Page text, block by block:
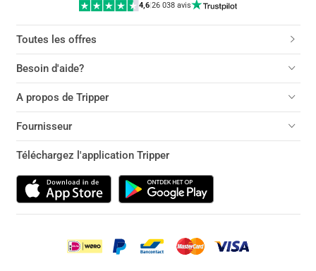
4,6 |26 038 avis
Toutes les offres
Besoin d'aide?
A propos de Tripper
Fournisseur
Téléchargez l'application Tripper